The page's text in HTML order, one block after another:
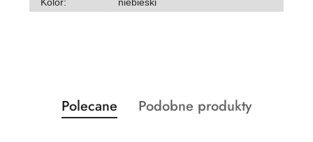
Kolor: niebieski
Pomiń karuzelę produktów
Produkty
o
Polecane
Produkty
Podobne produkty